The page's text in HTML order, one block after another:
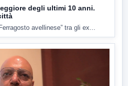
degli ultimi 10 anni.
avellinese” tra gli ex...